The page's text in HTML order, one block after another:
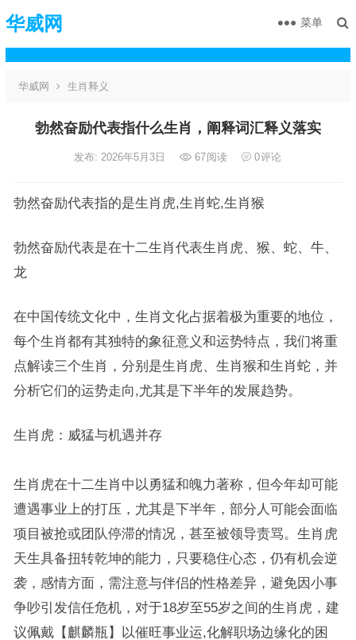
华威网 菜单
华威网 生肖释义
勃然奋励代表指什么生肖，阐释词汇释义落实
发布: 2026年5月3日 67阅读 0评论
勃然奋励代表指的是生肖虎,生肖蛇,生肖猴
勃然奋励代表是在十二生肖代表生肖虎、猴、蛇、牛、
龙
在中国传统文化中，生肖文化占据着极为重要的地位，
每个生肖都有其独特的象征意义和运势特点，我们将重
点解读三个生肖，分别是生肖虎、生肖猴和生肖蛇，并
分析它们的运势走向,尤其是下半年的发展趋势。
生肖虎：威猛与机遇并存
生肖虎在十二生肖中以勇猛和魄力著称，但今年却可能
遭遇事业上的打压，尤其是下半年，部分人可能会面临
项目被抢或团队停滞的情况，甚至被领导责骂。生肖虎
天生具备扭转乾坤的能力，只要稳住心态，仍有机会逆
袭，感情方面，需注意与伴侣的性格差异，避免因小事
争吵引发信任危机，对于18岁至55岁之间的生肖虎，建
议佩戴【麒麟瓶】以催旺事业运,化解职场边缘化的困